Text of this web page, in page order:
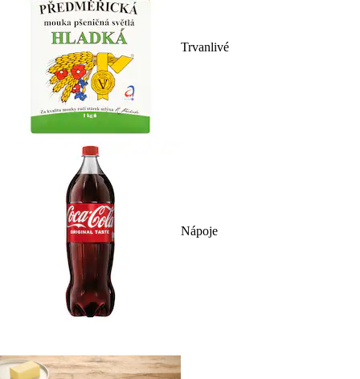
Trvanlivé
Nápoje